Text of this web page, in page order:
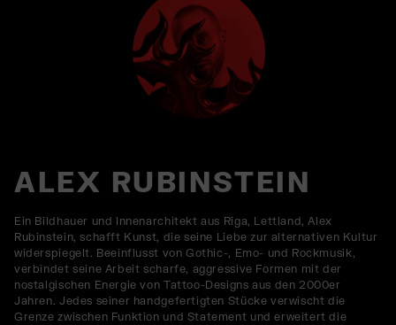
ALEX RUBINSTEIN
Ein Bildhauer und Innenarchitekt aus Riga, Lettland, Alex
Rubinstein, schafft Kunst, die seine Liebe zur alternativen Kultur
widerspiegelt. Beeinflusst von Gothic-, Emo- und Rockmusik,
verbindet seine Arbeit scharfe, aggressive Formen mit der
nostalgischen Energie von Tattoo-Designs aus den 2000er
Jahren. Jedes seiner handgefertigten Stücke verwischt die
Grenze zwischen Funktion und Statement und erweitert die